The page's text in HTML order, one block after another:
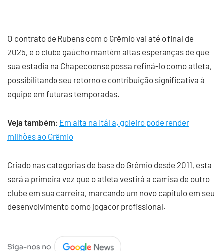
O contrato de Rubens com o Grêmio vai até o final de
2025, e o clube gaúcho mantém altas esperanças de que
sua estadia na Chapecoense possa refiná-lo como atleta,
possibilitando seu retorno e contribuição significativa à
equipe em futuras temporadas.
Veja também: Em alta na Itália, goleiro pode render
milhões ao Grêmio
Criado nas categorias de base do Grêmio desde 2011, esta
será a primeira vez que o atleta vestirá a camisa de outro
clube em sua carreira, marcando um novo capítulo em seu
desenvolvimento como jogador profissional.